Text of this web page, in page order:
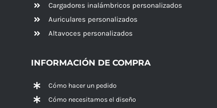
Cargadores inalámbricos personalizados
Auriculares personalizados
Altavoces personalizados
INFORMACIÓN DE COMPRA
Cómo hacer un pedido
Cómo necesitamos el diseño